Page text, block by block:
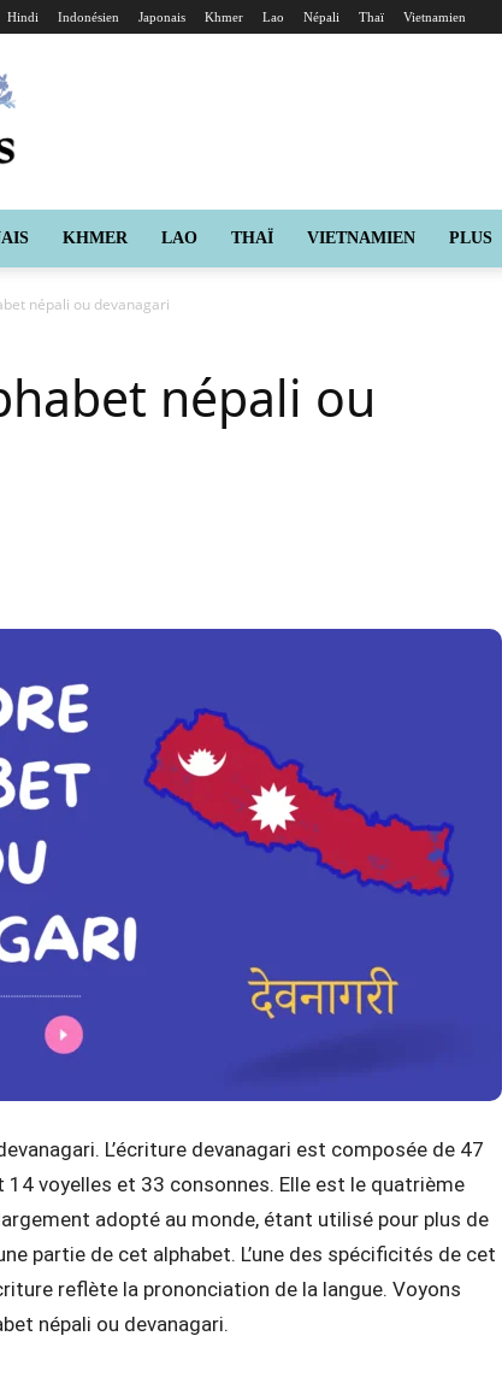
Hindi Indonésien Japonais Khmer Lao Népali Thaï Vietnamien
KHMER LAO THAÏ VIETNAMIEN PLUS
népali ou devanagari
népali ou
L’écriture devanagari est composée de 47
14 voyelles et 33 consonnes. Elle est le quatrième
adopté au monde, étant utilisé pour plus de
partie de cet alphabet. L’une des spécificités de cet
reflète la prononciation de la langue. Voyons
népali ou devanagari.